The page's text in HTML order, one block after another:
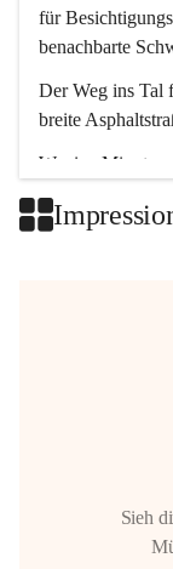
für
benachbarte
Der Weg ins Tal
breite
Wenige Minuten
Sieh